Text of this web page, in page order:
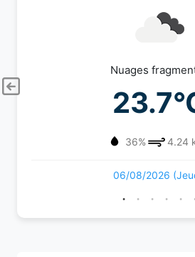
Nuages
36% 4.24
06/08/2026